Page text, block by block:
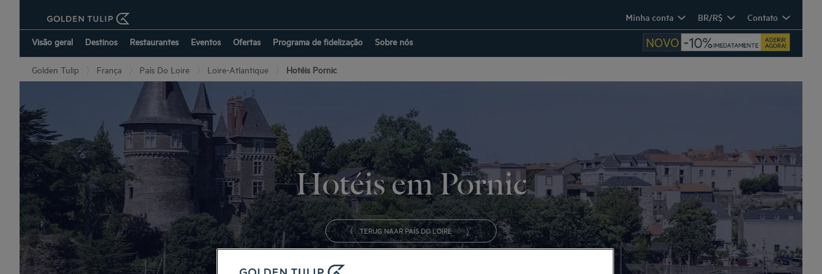
Minha conta BR/R$ Contato
Visão geral Destinos Restaurantes Eventos Ofertas Programa de fidelização Sobre nós
Golden Tulip França País Do Loire Loire-Atlantique Hotéis Pornic
Hotéis em Pornic
TERUG NAAR PAÍS DO LOIRE